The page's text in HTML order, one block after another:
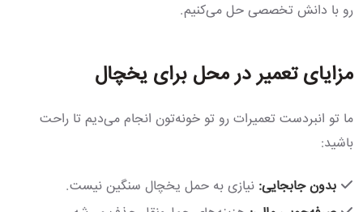
رو با دانش تخصصی حل می‌کنیم.
مزایای تعمیر در محل برای یخچال
ما تو انبردست تعمیرات رو تو خونه‌تون انجام می‌دیم تا راحت
باشید:
بدون جابجایی: نیازی به حمل یخچال سنگین نیست.